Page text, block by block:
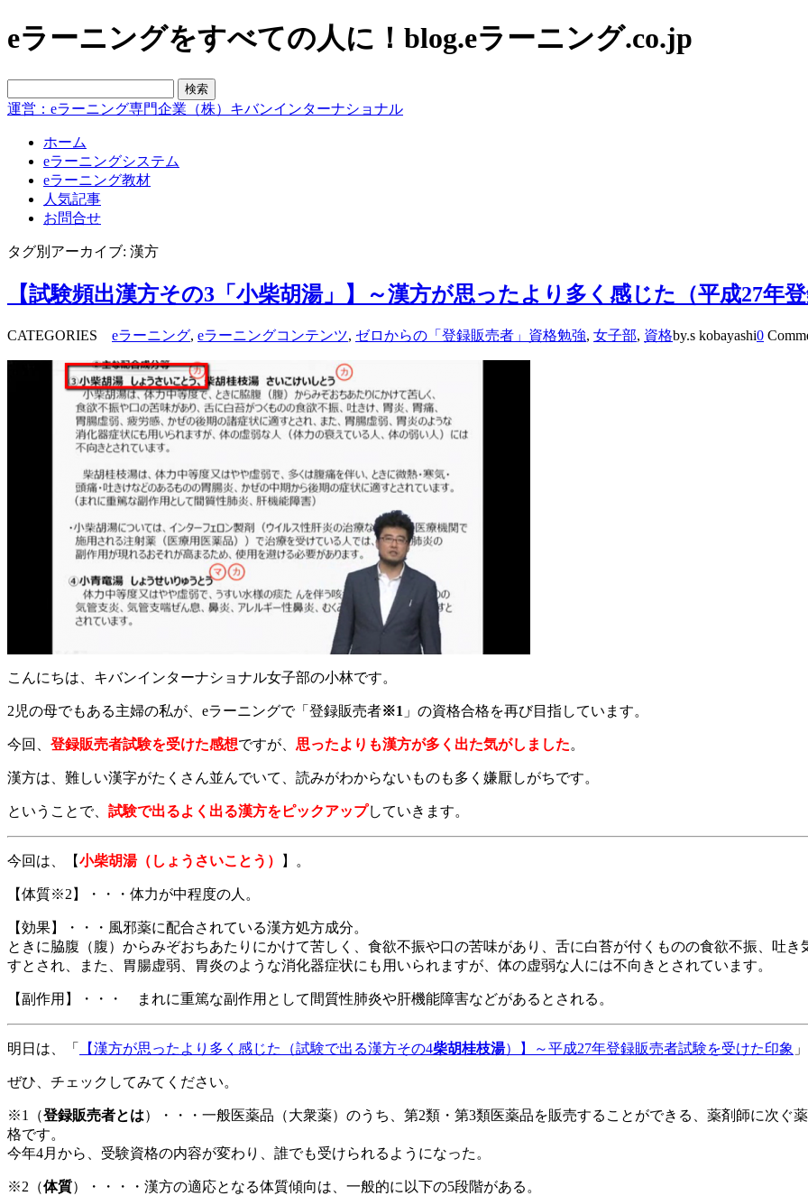
eラーニングをすべての人に！blog.eラーニング.co.jp
運営：eラーニング専門企業（株）キバンインターナショナル
ホーム
eラーニングシステム
eラーニング教材
人気記事
お問合せ
タグ別アーカイブ: 漢方
【試験頻出漢方その3「小柴胡湯」】～漢方が思ったより多く感じた（平成27年
CATEGORIES eラーニング, eラーニングコンテンツ, ゼロからの「登録販売者」資格勉強, 女子部, 資格by.s kobayashi0
こんにちは、キバンインターナショナル女子部の小林です。
2児の母でもある主婦の私が、eラーニングで「登録販売者※1 」の資格合格を再び目指しています。
今回、 登録販売者試験を受けた感想ですが、 思ったよりも漢方が多く出た気がしました。
漢方は、難しい漢字がたくさん並んでいて、読みがわからないものも多く嫌厭しがちです。
ということで、 試験で出るよく出る漢方をピックアップしていきます。
今回は、【小柴胡湯（しょうさいことう） 】。
【体質※2】・・・体力が中程度の人。
【効果】・・・風邪薬に配合されている漢方処方成分。
ときに脇腹（腹）からみぞおちあたりにかけて苦しく、食欲不振や口の苦味があり、舌に白苔が付くものの食欲不振、吐
すとされ、また、胃腸虚弱、胃炎のような消化器症状にも用いられますが、体の虚弱な人には不向きとされています。
【副作用】・・・ まれに重篤な副作用として間質性肺炎や肝機能障害などがあるとされる。
明日は、「 【漢方が思ったより多く感じた（試験で出る漢方その4柴胡桂枝湯）】～平成27年登録販売者試験を受けた印象
ぜひ、チェックしてみてください。
※1（登録販売者とは）・・・一般医薬品（大衆薬）のうち、第2類・第3類医薬品を販売することができる、薬剤師に次ぐ
格です。
今年4月から、受験資格の内容が変わり、誰でも受けられるようになった。
※2（体質）・・・・漢方の適応となる体質傾向は、一般的に以下の5段階がある。